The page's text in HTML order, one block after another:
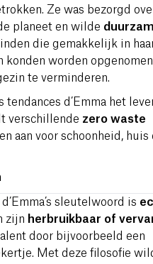
Ze was bezorgd
planeet en wilde
die gemakkelijk in
konden worden
te verminderen.
tendances d’Emma het
verschillende zero waste
aan voor schoonheid, huis
sleutelwoord is
zijn herbruikbaar of
door bijvoorbeeld een
Met deze filosofie